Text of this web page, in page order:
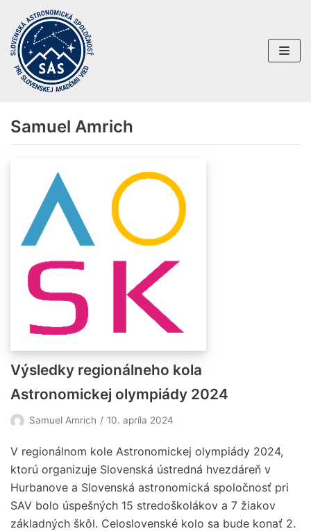
Preskočiť
na
obsah
Samuel Amrich
Výsledky regionálneho kola
Astronomickej olympiády 2024
Samuel Amrich 10. apríla 2024
V regionálnom kole Astronomickej olympiády 2024,
ktorú organizuje Slovenská ústredná hvezdáreň v
Hurbanove a Slovenská astronomická spoločnosť pri
SAV bolo úspešných 15 stredoškolákov a 7 žiakov
základných škôl. Celoslovenské kolo sa bude konať 2.